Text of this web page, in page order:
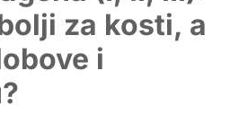
za kosti, a
i